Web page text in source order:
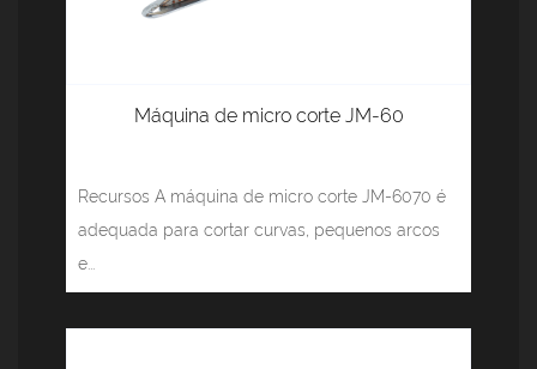
Máquina de micro corte JM-60
Recursos A máquina de micro corte JM-6070 é
adequada para cortar curvas, pequenos arcos
e...